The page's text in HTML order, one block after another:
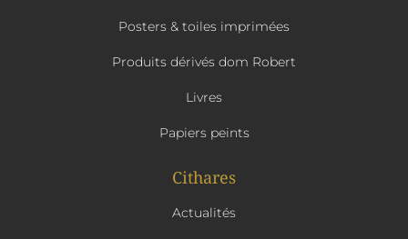
Posters & toiles imprimées
Produits dérivés dom Robert
Livres
Papiers peints
Cithares
Actualités